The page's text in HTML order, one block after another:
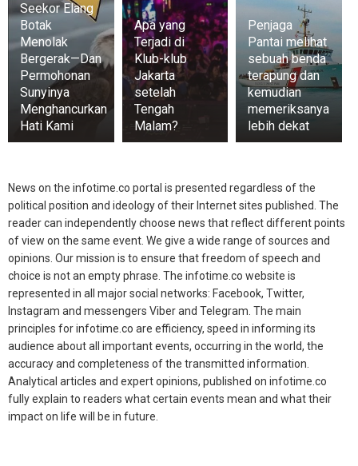
Seekor Elang
Botak
Menolak
Bergerak—Dan
Permohonan
Sunyinya
Menghancurkan
Hati Kami
Apa yang
Terjadi di
Klub-klub
Jakarta
setelah
Tengah
Malam?
Penjaga
Pantai melihat
sebuah benda
terapung dan
kemudian
memeriksanya
lebih dekat
News on the infotime.co portal is presented regardless of the
political position and ideology of their Internet sites published. The
reader can independently choose news that reflect different points
of view on the same event. We give a wide range of sources and
opinions. Our mission is to ensure that freedom of speech and
choice is not an empty phrase. The infotime.co website is
represented in all major social networks: Facebook, Twitter,
Instagram and messengers Viber and Telegram. The main
principles for infotime.co are efficiency, speed in informing its
audience about all important events, occurring in the world, the
accuracy and completeness of the transmitted information.
Analytical articles and expert opinions, published on infotime.co
fully explain to readers what certain events mean and what their
impact on life will be in future.